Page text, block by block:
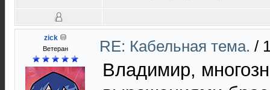
zick
Ветеран RE: Кабельная тема. /
Владимир,